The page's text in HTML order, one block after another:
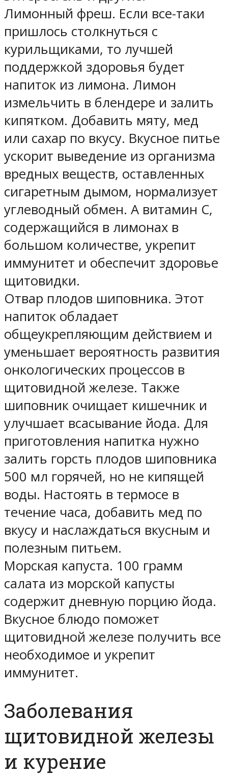
Лимонный фреш. Если все-таки
пришлось столкнуться с
курильщиками, то лучшей
поддержкой здоровья будет
напиток из лимона. Лимон
измельчить в блендере и залить
кипятком. Добавить мяту, мед
или сахар по вкусу. Вкусное питье
ускорит выведение из организма
вредных веществ, оставленных
сигаретным дымом, нормализует
углеводный обмен. А витамин С,
содержащийся в лимонах в
большом количестве, укрепит
иммунитет и обеспечит здоровье
щитовидки.
Отвар плодов шиповника. Этот
напиток обладает
общеукрепляющим действием и
уменьшает вероятность развития
онкологических процессов в
щитовидной железе. Также
шиповник очищает кишечник и
улучшает всасывание йода. Для
приготовления напитка нужно
залить горсть плодов шиповника
500 мл горячей, но не кипящей
воды. Настоять в термосе в
течение часа, добавить мед по
вкусу и наслаждаться вкусным и
полезным питьем.
Морская капуста. 100 грамм
салата из морской капусты
содержит дневную порцию йода.
Вкусное блюдо поможет
щитовидной железе получить все
необходимое и укрепит
иммунитет.
Заболевания
щитовидной железы
и курение